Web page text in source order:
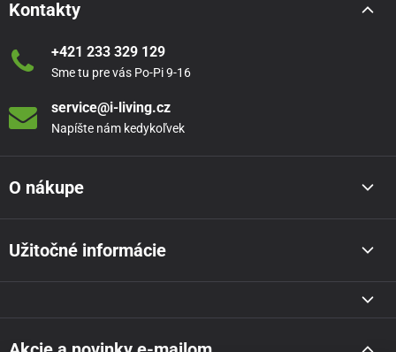
Kontakty
+421 233 329 129
Sme tu pre vás Po-Pi 9-16
service@i-living.cz
Napíšte nám kedykoľvek
O nákupe
Užitočné informácie